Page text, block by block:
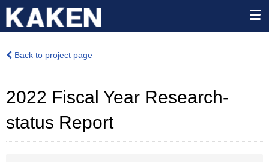
Back to project page
2022 Fiscal Year Research-
status Report